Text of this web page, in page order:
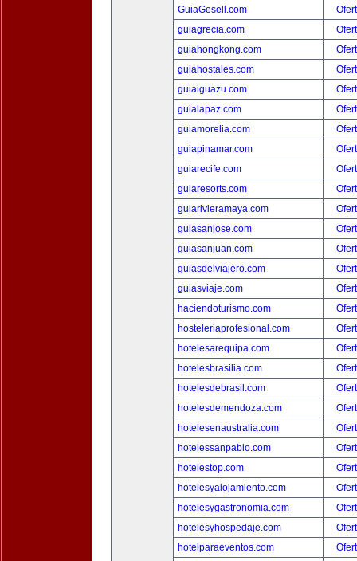
GuiaGesell.com
guiagrecia.com
guiahongkong.com
guiahostales.com
guiaiguazu.com
guialapaz.com
guiamorelia.com
guiapinamar.com
guiarecife.com
guiaresorts.com
guiarivieramaya.com
guiasanjose.com
guiasanjuan.com
guiasdelviajero.com
guiasviaje.com
haciendoturismo.com
hosteleriaprofesional.com
hotelesarequipa.com
hotelesbrasilia.com
hotelesdebrasil.com
hotelesdemendoza.com
hotelesenaustralia.com
hotelessanpablo.com
hotelestop.com
hotelesyalojamiento.com
hotelesygastronomia.com
hotelesyhospedaje.com
hotelparaeventos.com